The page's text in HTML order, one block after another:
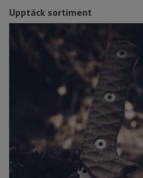
Upptäck sortiment